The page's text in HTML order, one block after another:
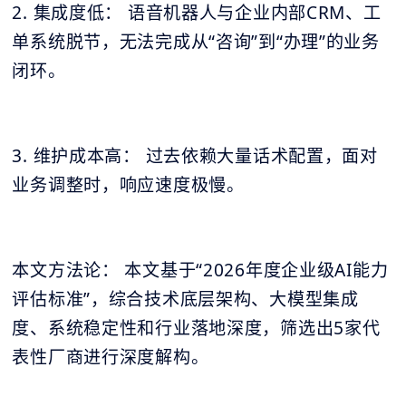
2. 集成度低： 语音机器人与企业内部CRM、工
单系统脱节，无法完成从“咨询”到“办理”的业务
闭环。
3. 维护成本高： 过去依赖大量话术配置，面对
业务调整时，响应速度极慢。
本文方法论： 本文基于“2026年度企业级AI能力
评估标准”，综合技术底层架构、大模型集成
度、系统稳定性和行业落地深度，筛选出5家代
表性厂商进行深度解构。